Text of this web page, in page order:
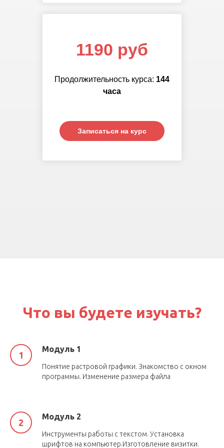
Записаться на курс
Продолжительность курса: 144
часа
1190 руб
Что вы будете изучать?
Модуль 1
Понятие растровой графики. Знакомство с окном
программы. Изменение размера файла
Модуль 2
Инструменты работы с текстом. Установка
шрифтов на компьютер.Изготовление визитки.